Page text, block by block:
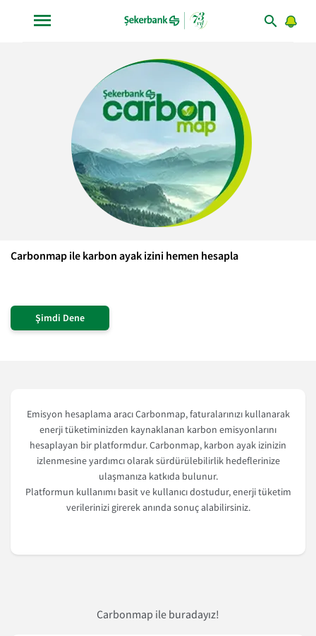
Carbonmap ile karbon ayak izini hemen hesapla
Şimdi Dene
Emisyon hesaplama aracı Carbonmap, faturalarınızı kullanarak
enerji tüketiminizden kaynaklanan karbon emisyonlarını
hesaplayan bir platformdur. Carbonmap, karbon ayak izinizin
izlenmesine yardımcı olarak sürdürülebilirlik hedeflerinize
ulaşmanıza katkıda bulunur.
Platformun kullanımı basit ve kullanıcı dostudur, enerji tüketim
verilerinizi girerek anında sonuç alabilirsiniz.
Carbonmap ile buradayız!